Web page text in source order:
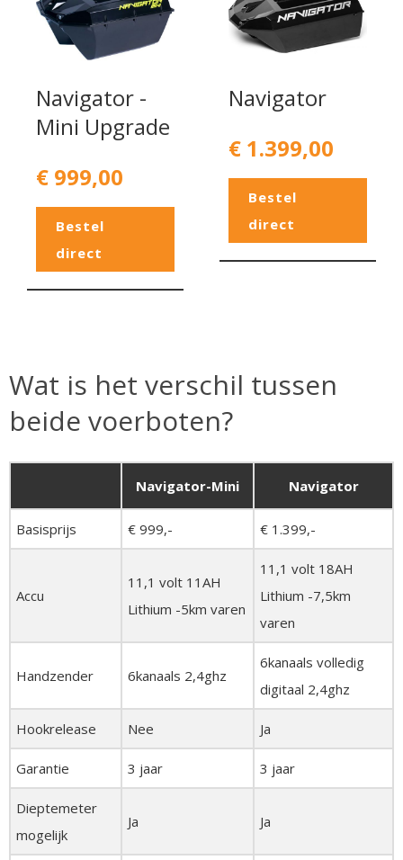
Navigator -
Mini Upgrade
€ 999,00
Bestel
direct
Navigator
€ 1.399,00
Bestel
direct
Wat is het verschil tussen
beide voerboten?
Navigator-Mini Navigator
Basisprijs € 999,- € 1.399,-
Accu
11,1 volt 11AH
Lithium -5km varen
11,1 volt 18AH
Lithium -7,5km
varen
Handzender 6kanaals 2,4ghz
6kanaals volledig
digitaal 2,4ghz
Hookrelease Nee Ja
Garantie 3 jaar 3 jaar
Dieptemeter
mogelijk
Ja Ja